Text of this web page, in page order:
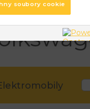
soubory cookie